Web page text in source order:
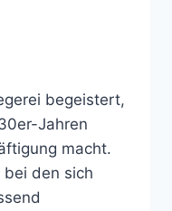
begeistert,
Jahren
macht.
den sich